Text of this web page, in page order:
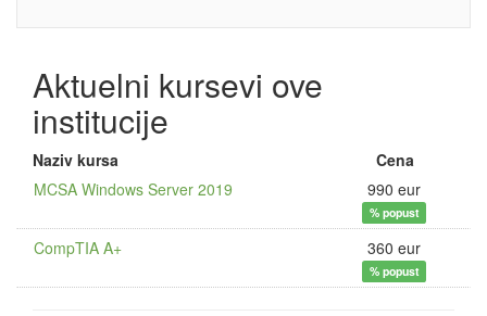
Aktuelni kursevi ove
institucije
Naziv kursa
Cena
MCSA Windows Server 2019
990 eur
% popust
CompTIA A+ 360 eur
% popust